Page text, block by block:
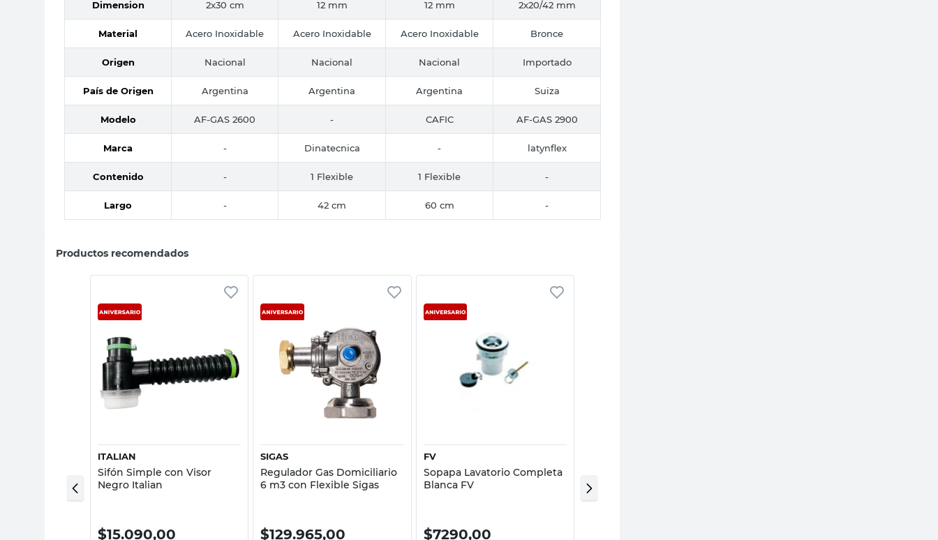
Dimension 2x30 cm 12 mm 12 mm 2x20/42 mm
Material Acero Inoxidable Acero Inoxidable Acero Inoxidable Bronce
Origen Nacional Nacional Nacional Importado
País de Origen Argentina Argentina Argentina Suiza
Modelo AF-GAS 2600 - CAFIC AF-GAS 2900
Marca - Dinatecnica - latynflex
Contenido - 1 Flexible 1 Flexible -
Largo - 42 cm 60 cm -
Productos recomendados
ITALIAN
Sifón Simple con Visor
Negro Italian
$15.090,00
Vista rápida
SIGAS
Regulador Gas Domiciliario
6 m3 con Flexible Sigas
$129.965,00
FV
Sopapa Lavatorio Completa
Blanca FV
$7290,00
3/8 y 3/4 Dinatecnica